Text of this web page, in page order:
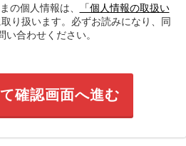
の個人情報は、
「個人情報の取扱い
り扱います。必ずお読みになり、同
い合わせください。
確認画面へ進む